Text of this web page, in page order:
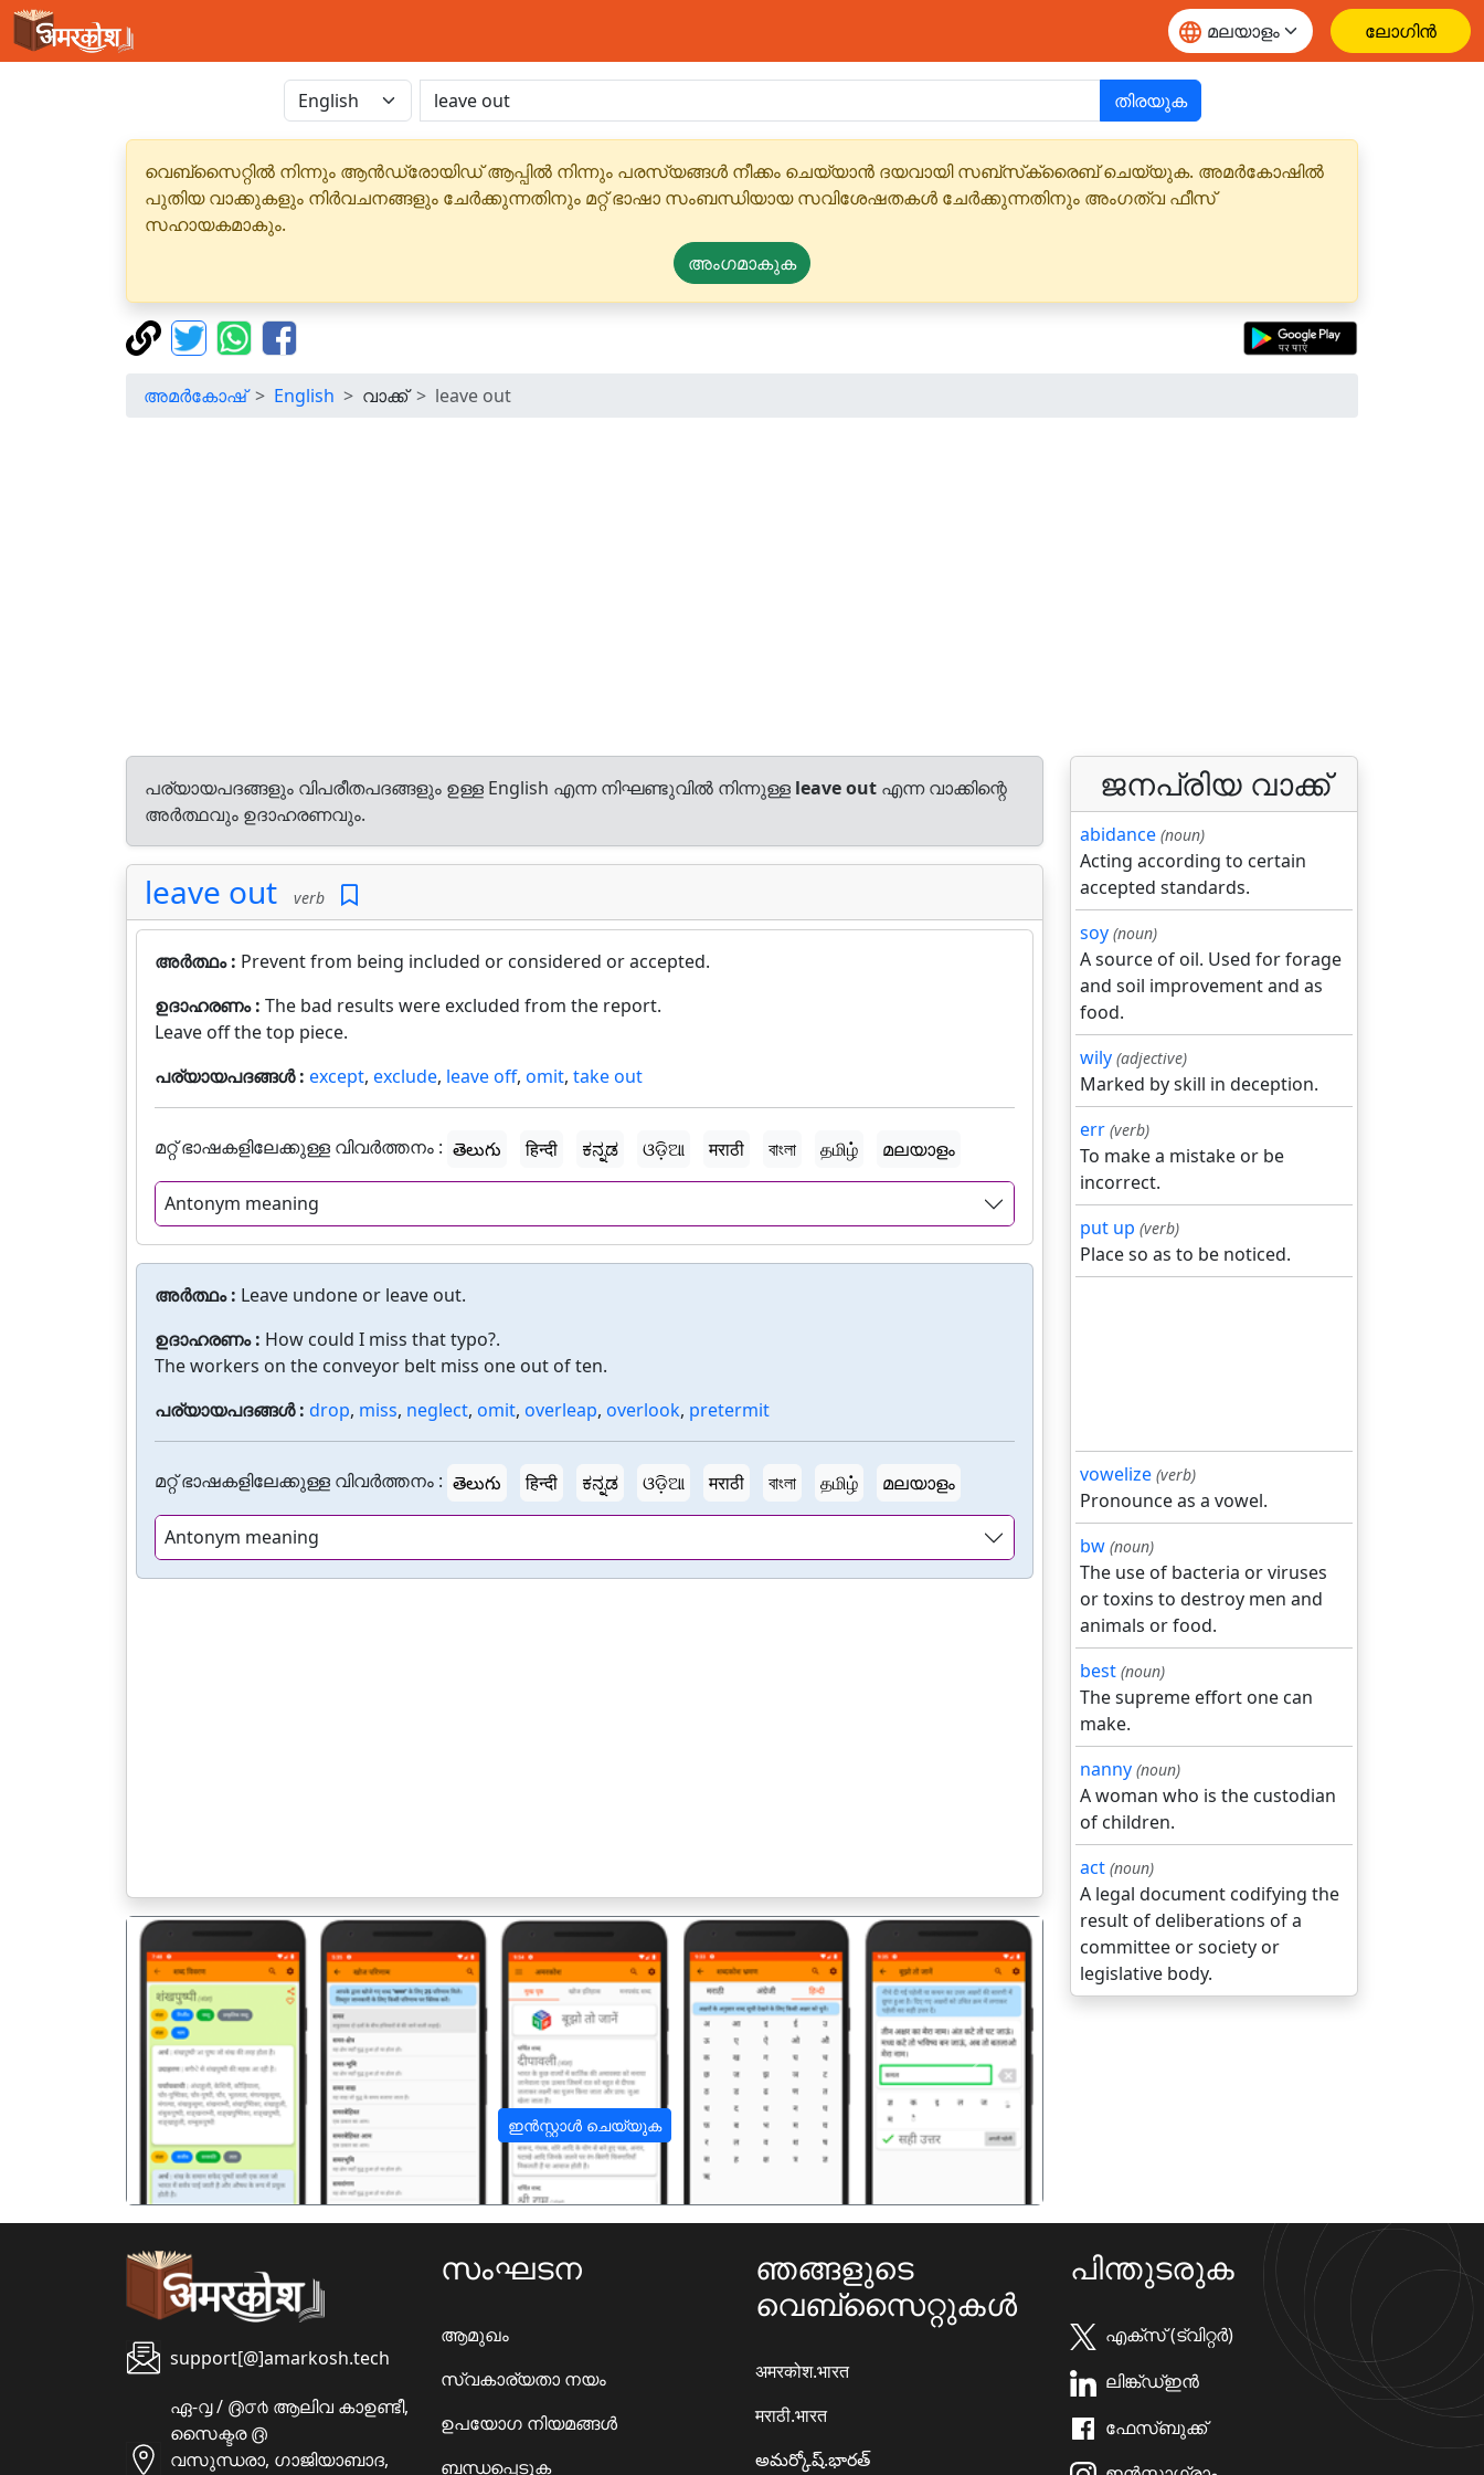
ലോഗിൻ
തിരയുക
വെബ്‌സൈറ്റിൽ നിന്നും ആൻഡ്രോയിഡ് ആപ്പിൽ നിന്നും പരസ്യങ്ങൾ നീക്കം ചെയ്യാൻ ദയവായി സബ്‌സ്‌ക്രൈബ് ചെയ്യുക. അമർകോഷിൽ
പുതിയ വാക്കുകളും നിർവചനങ്ങളും ചേർക്കുന്നതിനും മറ്റ് ഭാഷാ സംബന്ധിയായ സവിശേഷതകൾ ചേർക്കുന്നതിനും അംഗത്വ ഫീസ്
സഹായകമാകും.
അംഗമാകുക
അമർകോഷ് English വാക്ക് leave out
പര്യായപദങ്ങളും വിപരീതപദങ്ങളും ഉള്ള English എന്ന നിഘണ്ടുവിൽ നിന്നുള്ള leave out എന്ന വാക്കിന്റെ
അർത്ഥവും ഉദാഹരണവും.
leave out verb
അർത്ഥം : Prevent from being included or considered or accepted.
ഉദാഹരണം : The bad results were excluded from the report.
Leave off the top piece.
പര്യായപദങ്ങൾ : except, exclude, leave off, omit, take out
മറ്റ് ഭാഷകളിലേക്കുള്ള വിവർത്തനം : తెలుగు हिन्दी ಕನ್ನಡ ଓଡ଼ିଆ मराठी বাংলা தமிழ் മലയാളം
Antonym meaning
അർത്ഥം : Leave undone or leave out.
ഉദാഹരണം : How could I miss that typo?.
The workers on the conveyor belt miss one out of ten.
പര്യായപദങ്ങൾ : drop, miss, neglect, omit, overleap, overlook, pretermit
മറ്റ് ഭാഷകളിലേക്കുള്ള വിവർത്തനം : తెలుగు हिन्दी ಕನ್ನಡ ଓଡ଼ିଆ मराठी বাংলা தமிழ் മലയാളം
Antonym meaning
ഇൻസ്റ്റാൾ ചെയ്യുക
पिछला अगला
ജനപ്രിയ വാക്ക്
abidance (noun)
Acting according to certain
accepted standards.
soy (noun)
A source of oil. Used for forage
and soil improvement and as
food.
wily (adjective)
Marked by skill in deception.
err (verb)
To make a mistake or be
incorrect.
put up (verb)
Place so as to be noticed.
vowelize (verb)
Pronounce as a vowel.
bw (noun)
The use of bacteria or viruses
or toxins to destroy men and
animals or food.
best (noun)
The supreme effort one can
make.
nanny (noun)
A woman who is the custodian
of children.
act (noun)
A legal document codifying the
result of deliberations of a
committee or society or
legislative body.
support[@]amarkosh.tech
ഏ-൮ / ൫൦൪ ആലിവ കാഉണ്ടീ,
സൈക്ടര ൫
വസുന്ധരാ, ഗാജിയാബാദ,
സംഘടന
ആമുഖം
സ്വകാര്യതാ നയം
ഉപയോഗ നിയമങ്ങൾ
ബന്ധപ്പെടുക
ഞങ്ങളുടെ
വെബ്സൈറ്റുകൾ
अमरकोश.भारत
मराठी.भारत
అమర్కోష్.భారత్
പിന്തുടരുക
എക്സ് (ട്വിറ്റർ)
ലിങ്ക്ഡ്ഇൻ
ഫേസ്ബുക്ക്